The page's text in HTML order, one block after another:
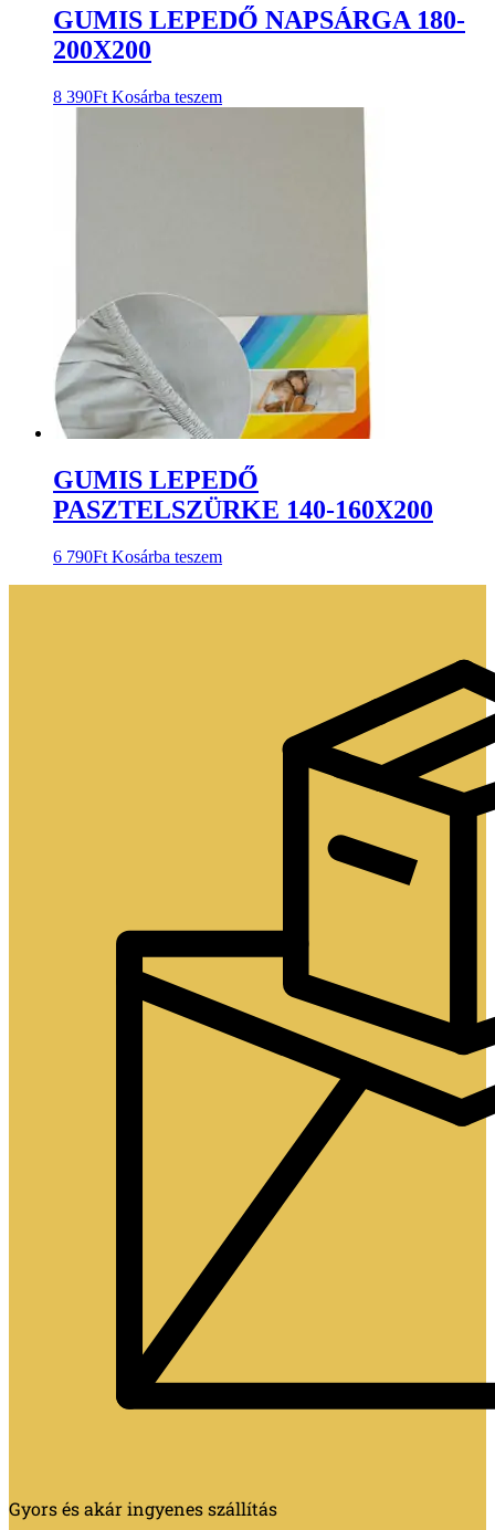
GUMIS LEPEDŐ NAPSÁRGA 180-
200X200
8 390Ft Kosárba teszem
GUMIS LEPEDŐ
PASZTELSZÜRKE 140-160X200
6 790Ft Kosárba teszem
Gyors és akár ingyenes szállítás